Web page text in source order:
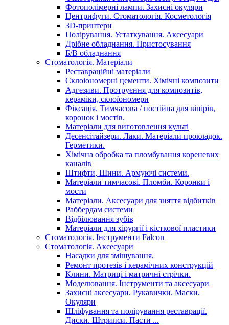
Фотополімерні лампи. Захисні окуляри
Центрифуги. Стоматологія. Косметологія
3D-принтери
Полірування. Устаткування. Аксесуари
Дрібне обладнання. Пристосування
Б/В обладнання
Стоматологія. Матеріали
Реставраційні матеріали
Склоіономерні цементи. Хімічні композити
Адгезиви. Протруєння для композитів,
кераміки, склоїономери
Фіксація. Тимчасова / постійна для вінірів,
коронок і мостів.
Матеріали для виготовлення культі
Десенсітайзери. Лаки. Матеріали прокладок.
Герметики.
Хімічна обробка та пломбування кореневих
каналів
Штифти, Шини. Армуючі системи.
Матеріали тимчасові. Пломби. Коронки і
мости
Матеріали. Аксесуари для зняття відбитків
Раббердам системи
Відбілювання зубів
Матеріали для хірургії і кісткової пластики
Стоматологія. Інструменти Falcon
Стоматологія. Аксесуари
Насадки для змішування.
Ремонт протезів і керамічних конструкцій
Клини. Матриці і матричні стрічки.
Моделювання. Інструменти та аксесуари
Захисні аксесуари. Рукавички. Маски.
Окуляри
Шліфування та полірування реставрації.
Диски. Штрипси. Пасти ...